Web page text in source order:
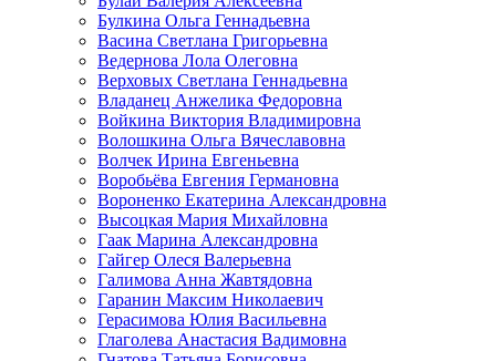
Булкина Ольга Геннадьевна
Васина Светлана Григорьевна
Ведернова Лола Олеговна
Верховых Светлана Геннадьевна
Владанец Анжелика Федоровна
Войкина Виктория Владимировна
Волошкина Ольга Вячеславовна
Волчек Ирина Евгеньевна
Воробьёва Евгения Германовна
Вороненко Екатерина Александровна
Высоцкая Мария Михайловна
Гаак Марина Александровна
Гайгер Олеся Валерьевна
Галимова Анна Жавтядовна
Гаранин Максим Николаевич
Герасимова Юлия Васильевна
Глаголева Анастасия Вадимовна